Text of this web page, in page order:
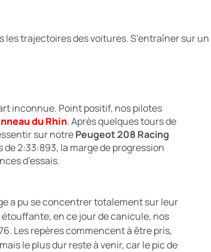
trajectoires des voitures. S’entraîner sur un
inconnue. Point positif, nos pilotes
du Rhin. Après quelques tours de
sur notrePeugeot 208 Racing
2:33:893, la marge de progression
d’essais.
a pu se concentrer totalement sur leur
en ce jour de canicule, nos
Les repères commencent à être pris,
le plus dur reste à venir, car le pic de